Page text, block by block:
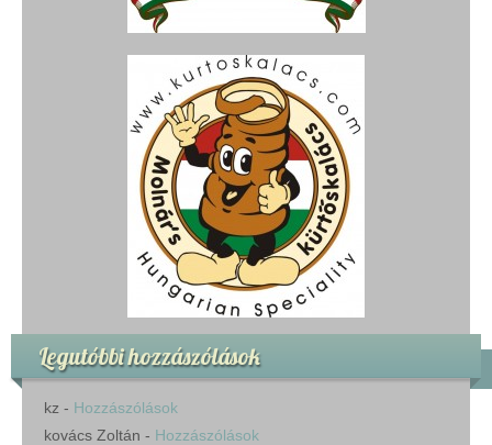
Legutóbbi hozzászólások
kz - Hozzászólások
kovács Zoltán - Hozzászólások